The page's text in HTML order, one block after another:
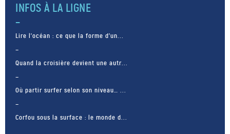
INFOS À LA LIGNE
Lire l’océan : ce que la forme d’un...
Quand la croisière devient une autr...
Où partir surfer selon son niveau… ...
Corfou sous la surface : le monde d...